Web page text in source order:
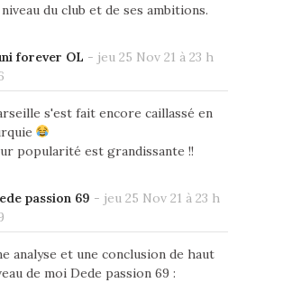
niveau du club et de ses ambitions.
forever OL - jeu 25 Nov 21 à 23 h
s'est fait encore caillassé en
popularité est grandissante !!
passion 69 - jeu 25 Nov 21 à 23 h
analyse et une conclusion de haut
de moi Dede passion 69 :